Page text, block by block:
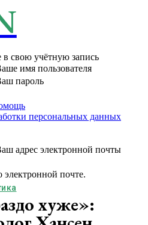
свою учётную запись
имя пользователя
пароль
персональных данных
адрес электронной почты
почте.
хуже»: